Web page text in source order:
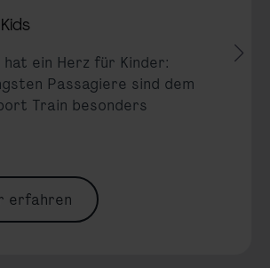
hat ein Herz für Kinder:
Passagiere sind dem
Train besonders
erfahren